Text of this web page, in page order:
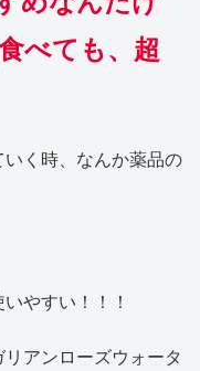
べても、超
く時、なんか薬品の
やすい！！！
アンローズウォータ